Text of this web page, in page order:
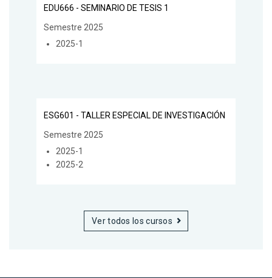
EDU666 - SEMINARIO DE TESIS 1
Semestre 2025
2025-1
ESG601 - TALLER ESPECIAL DE INVESTIGACIÓN
Semestre 2025
2025-1
2025-2
Ver todos los cursos